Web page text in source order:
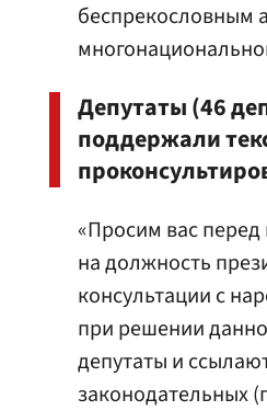
беспрекословным
Депутаты (46
поддержали
«Просим вас
на должность
консультации с
при решении
депутаты и
законодательных